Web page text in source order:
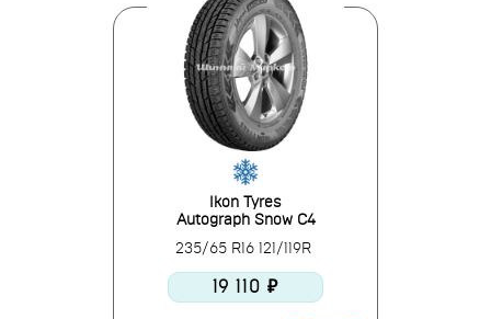
Ikon Tyres
Autograph Snow C4
235/65 R16 121/119R
19 110 ₽